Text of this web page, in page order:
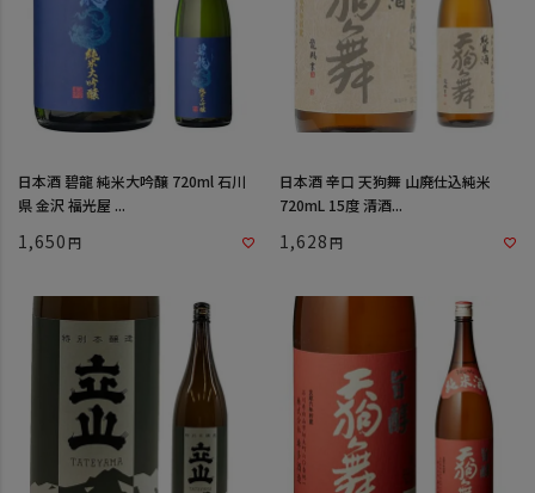
日本酒 碧龍 純米大吟醸 720ml 石川
県 金沢 福光屋 ...
1,650
日本酒 辛口 天狗舞 山廃仕込純米
720mL 15度 清酒...
1,628